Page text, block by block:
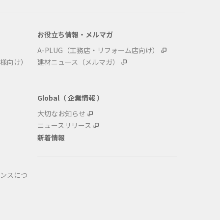
向け）
スにつ
お役立ち情報・メルマガ
A-PLUG（工務店・リフォーム店向け）
建材ニュース（メルマガ）
Global（ 企業情報 ）
大切なお知らせ
ニュースリリース
新着情報